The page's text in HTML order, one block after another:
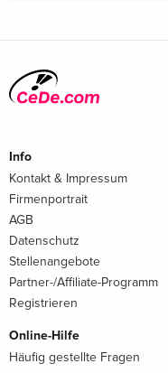
Info
Kontakt & Impressum
Firmenportrait
AGB
Datenschutz
Stellenangebote
Partner-/Affiliate-Programm
Registrieren
Online-Hilfe
Häufig gestellte Fragen